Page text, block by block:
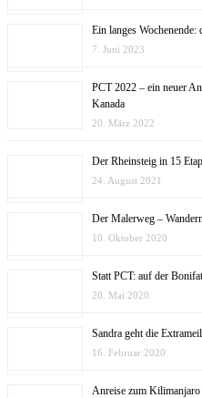
Ein langes Wochenende:
7. Juni 2023
PCT 2022 – ein neuer
Kanada
20. März 2022
Der Rheinsteig in 15
24. August 2021
Der Malerweg –
10. Oktober 2020
Statt PCT: auf der
20. Mai 2020
Sandra geht die
16. Februar 2020
Anreise zum Kilimanjaro